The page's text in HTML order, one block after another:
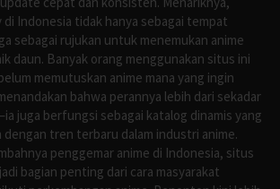
di Indonesia tidak hanya sebagai tempat
sebagai rujukan untuk menemukan anime
daun. Banyak orang menggunakan situs ini
memutuskan anime mana yang ingin
bahwa perannya lebih dari sekadar
juga berfungsi sebagai katalog dinamis yang
dengan tren terbaru dalam industri anime.
penggemar anime di Indonesia, situs
bagian penting dari cara masyarakat